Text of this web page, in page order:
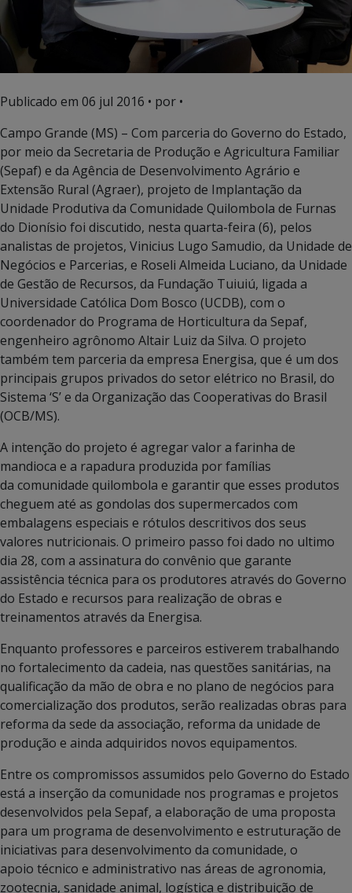
Publicado em 06 jul 2016 • por •
Campo Grande (MS) – Com parceria do Governo do Estado,
por meio da Secretaria de Produção e Agricultura Familiar
(Sepaf) e da Agência de Desenvolvimento Agrário e
Extensão Rural (Agraer), projeto de Implantação da
Unidade Produtiva da Comunidade Quilombola de Furnas
do Dionísio foi discutido, nesta quarta-feira (6), pelos
analistas de projetos, Vinicius Lugo Samudio, da Unidade de
Negócios e Parcerias, e Roseli Almeida Luciano, da Unidade
de Gestão de Recursos, da Fundação Tuiuiú, ligada a
Universidade Católica Dom Bosco (UCDB), com o
coordenador do Programa de Horticultura da Sepaf,
engenheiro agrônomo Altair Luiz da Silva. O projeto
também tem parceria da empresa Energisa, que é um dos
principais grupos privados do setor elétrico no Brasil, do
Sistema ‘S’ e da Organização das Cooperativas do Brasil
(OCB/MS).
A intenção do projeto é agregar valor a farinha de
mandioca e a rapadura produzida por famílias
da comunidade quilombola e garantir que esses produtos
cheguem até as gondolas dos supermercados com
embalagens especiais e rótulos descritivos dos seus
valores nutricionais. O primeiro passo foi dado no ultimo
dia 28, com a assinatura do convênio que garante
assistência técnica para os produtores através do Governo
do Estado e recursos para realização de obras e
treinamentos através da Energisa.
Enquanto professores e parceiros estiverem trabalhando
no fortalecimento da cadeia, nas questões sanitárias, na
qualificação da mão de obra e no plano de negócios para
comercialização dos produtos, serão realizadas obras para
reforma da sede da associação, reforma da unidade de
produção e ainda adquiridos novos equipamentos.
Entre os compromissos assumidos pelo Governo do Estado
está a inserção da comunidade nos programas e projetos
desenvolvidos pela Sepaf, a elaboração de uma proposta
para um programa de desenvolvimento e estruturação de
iniciativas para desenvolvimento da comunidade, o
apoio técnico e administrativo nas áreas de agronomia,
zootecnia, sanidade animal, logística e distribuição de